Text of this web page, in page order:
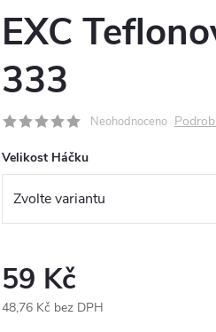
EXC
333
Neohodnoceno
Velikost Háčku
59 Kč
48,76 Kč bez DPH